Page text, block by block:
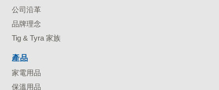
公司沿革
品牌理念
Tig & Tyra 家族
產品
家電用品
保溫用品